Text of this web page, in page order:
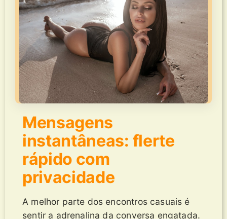
Mensagens
instantâneas: flerte
rápido com
privacidade
A melhor parte dos encontros casuais é
sentir a adrenalina da conversa engatada.